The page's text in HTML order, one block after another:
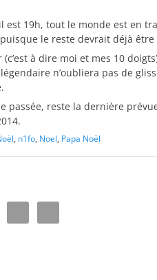
est 19h, tout le monde est en
le reste devrait déjà
à dire moi et mes 10
n’oubliera pas de
passée, reste la dernière
, n1fo, Noel, Papa Noël